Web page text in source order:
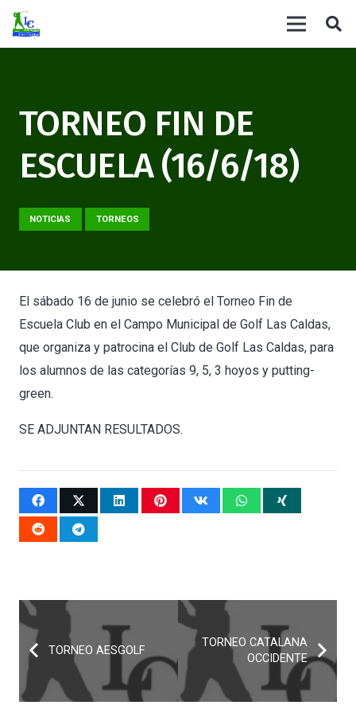
TORNEO FIN DE
ESCUELA (16/6/18)
NOTICIAS TORNEOS
El sábado 16 de junio se celebró el Torneo Fin de
Escuela Club en el Campo Municipal de Golf Las Caldas,
que organiza y patrocina el Club de Golf Las Caldas, para
los alumnos de las categorías 9, 5, 3 hoyos y putting-
green.
SE ADJUNTAN RESULTADOS.
TORNEO AESGOLF
TORNEO CATALANA
OCCIDENTE